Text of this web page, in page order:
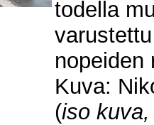
todella
nopeiden
Kuva:
(iso